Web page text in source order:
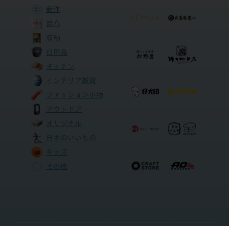
新作
炭八
収納
日用品
キッチン
インテリア雑貨
ファッション小物
アウトドア
オリジナル
日本のいいもの
キッズ
その他